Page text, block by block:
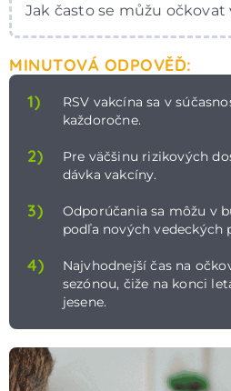
Jak často se můžu očkovat
MINUTOVÁ ODPOVĚĎ:
1)
RSV vakcína sa v
každoročne.
2)
Pre väčšinu rizikových
dávka vakcíny.
3)
Odporúčania sa môžu v
podľa nových vedeckých
4)
Najvhodnejší čas na
sezónou, čiže na konci
jesene.